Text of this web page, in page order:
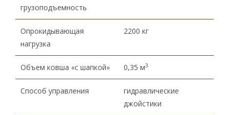
грузоподъемность
Опрокидывающая
нагрузка
2200 кг
Объем ковша «с шапкой» 0,35 м3
Способ управления
гидравлические
джойстики